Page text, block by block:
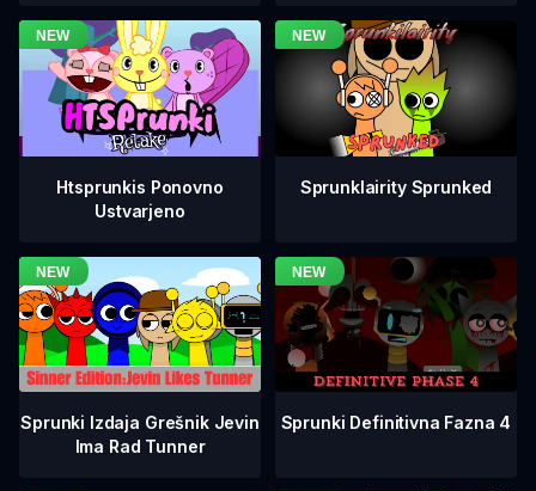
Htsprunkis Ponovno
Ustvarjeno
Sprunklairity Sprunked
Sprunki Izdaja Grešnik Jevin
Ima Rad Tunner
Sprunki Definitivna Fazna 4